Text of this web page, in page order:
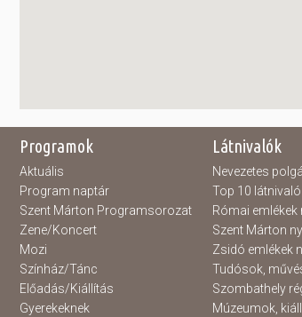
Programok
Aktuális
Program naptár
Szent Márton Programsorozat
Zene/Koncert
Mozi
Színház/Tánc
Előadás/Kiállítás
Gyerekeknek
Látnivalók
Nevezetes
Top 10 látnivaló
Római
Szent Márton
Zsidó emlékek
Tudósok,
Szombathely
Múzeumok,